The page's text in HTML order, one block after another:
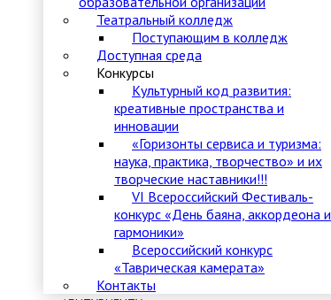
Театральный колледж
Поступающим в колледж
Доступная среда
Конкурсы
Культурный код развития:
креативные пространства и
инновации
«Горизонты сервиса и туризма:
наука, практика, творчество» и их
творческие наставники!!!
VI Всероссийский Фестиваль-
конкурс «День баяна, аккордеона и
гармоники»
Всероссийский конкурс
«Таврическая камерата»
Контакты